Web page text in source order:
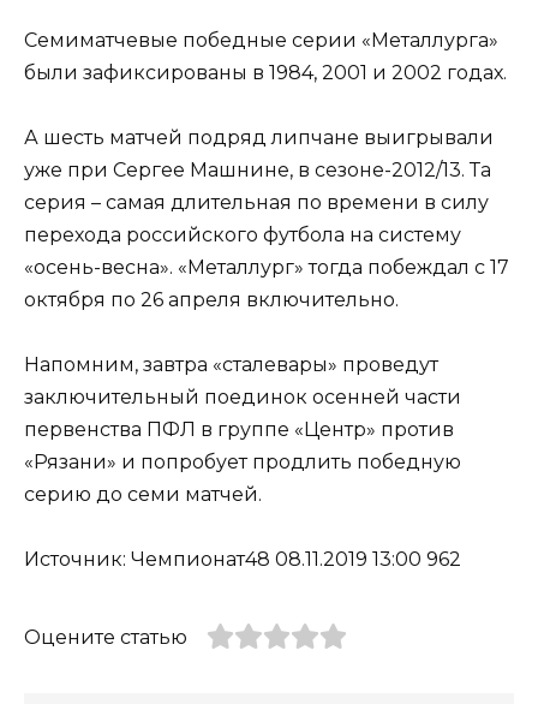
Семиматчевые победные серии «Металлурга»
были зафиксированы в 1984, 2001 и 2002 годах.
А шесть матчей подряд липчане выигрывали
уже при Сергее Машнине, в сезоне-2012/13. Та
серия – самая длительная по времени в силу
перехода российского футбола на систему
«осень-весна». «Металлург» тогда побеждал с 17
октября по 26 апреля включительно.
Напомним, завтра «сталевары» проведут
заключительный поединок осенней части
первенства ПФЛ в группе «Центр» против
«Рязани» и попробует продлить победную
серию до семи матчей.
Источник: Чемпионат48 08.11.2019 13:00 962
Оцените статью